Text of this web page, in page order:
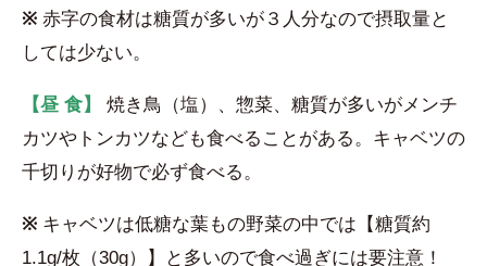
※ 赤字の食材は糖質が多いが３人分なので摂取量と
しては少ない。
【昼 食】
焼き鳥（塩）、惣菜、糖質が多いがメンチ
カツやトンカツなども食べることがある。キャベツの
千切りが好物で必ず食べる。
※ キャベツは低糖な葉もの野菜の中では【糖質約
1.1g/枚（30g）】と多いので食べ過ぎには要注意！